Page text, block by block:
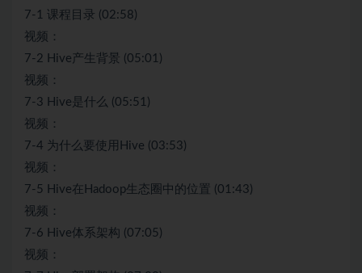
7-1 课程目录 (02:58)
视频：
7-2 Hive产生背景 (05:01)
视频：
7-3 Hive是什么 (05:51)
视频：
7-4 为什么要使用Hive (03:53)
视频：
7-5 Hive在Hadoop生态圈中的位置 (01:43)
视频：
7-6 Hive体系架构 (07:05)
视频：